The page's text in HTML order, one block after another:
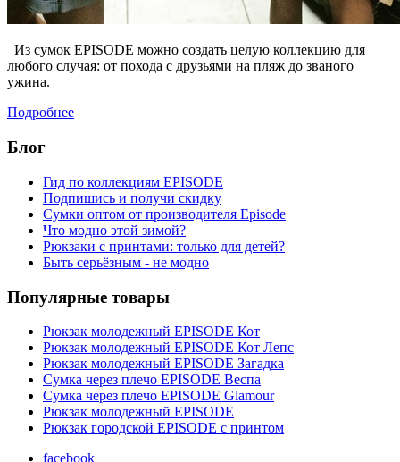
Из сумок EPISODE можно создать целую коллекцию для
любого случая: от похода с друзьями на пляж до званого
ужина.
Подробнее
Блог
Гид по коллекциям EPISODE
Подпишись и получи скидку
Сумки оптом от производителя Episode
Что модно этой зимой?
Рюкзаки с принтами: только для детей?
Быть серьёзным - не модно
Популярные товары
Рюкзак молодежный EPISODE Кот
Рюкзак молодежный EPISODE Кот Лепс
Рюкзак молодежный EPISODE Загадка
Сумка через плечо EPISODE Веспа
Сумка через плечо EPISODE Glamour
Рюкзак молодежный EPISODE
Рюкзак городской EPISODE с принтом
facebook